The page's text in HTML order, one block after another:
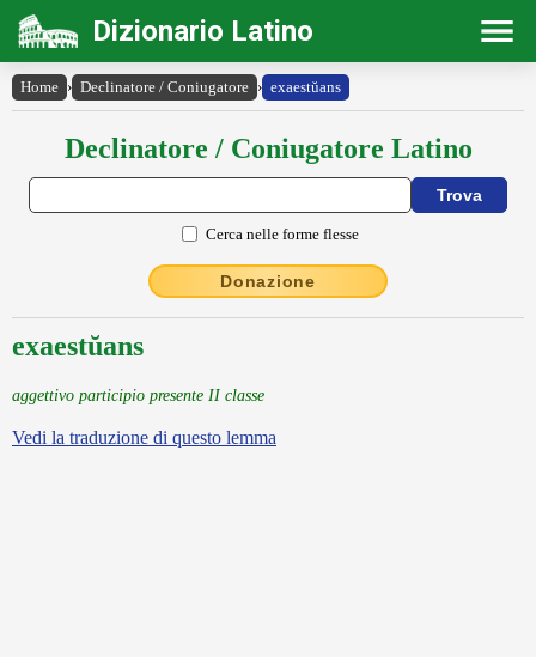
Dizionario Latino
Home › Declinatore / Coniugatore › exaestŭans
Declinatore / Coniugatore Latino
Cerca nelle forme flesse
Donazione
exaestŭans
aggettivo participio presente II classe
Vedi la traduzione di questo lemma